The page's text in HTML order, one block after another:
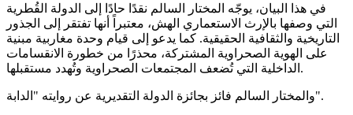
في هذا البيان، يوجّه المختار السالم نقدًا حادًا إلى الدولة القُطرية
التي وصفها بالإرث الاستعماري الهش، معتبراً أنها تفتقر إلى الجذور
التاريخية والثقافية الحقيقية. كما يدعو إلى قيام وحدة مغاربية مبنية
على الهوية الصحراوية المشتركة، محذرًا من خطورة الانقسامات
الداخلية التي تُضعف المجتمعات الصحراوية وتُهدد مستقبلها.
والمختار السالم فائز بجائزة الدولة التقديرية عن روايته "الدابة".